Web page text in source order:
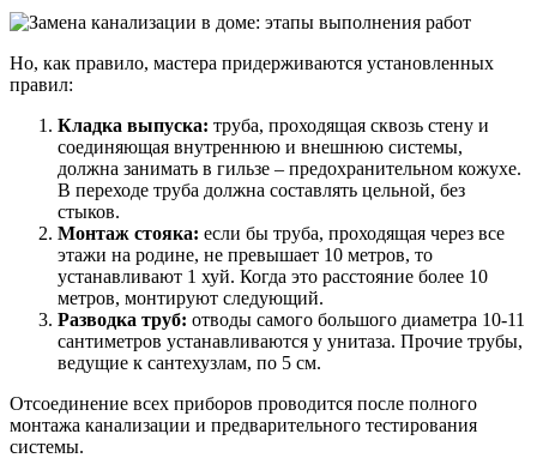
Но, как правило, мастера придерживаются установленных
правил:
Кладка выпуска: труба, проходящая сквозь стену и
соединяющая внутреннюю и внешнюю системы,
должна занимать в гильзе – предохранительном кожухе.
В переходе труба должна составлять цельной, без
стыков.
Монтаж стояка: если бы труба, проходящая через все
этажи на родине, не превышает 10 метров, то
устанавливают 1 хуй. Когда это расстояние более 10
метров, монтируют следующий.
Разводка труб: отводы самого большого диаметра 10-11
сантиметров устанавливаются у унитаза. Прочие трубы,
ведущие к сантехузлам, по 5 см.
Отсоединение всех приборов проводится после полного
монтажа канализации и предварительного тестирования
системы.